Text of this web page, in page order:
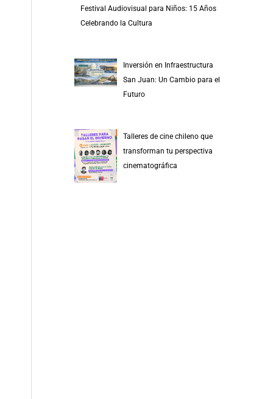
Festival Audiovisual para Niños: 15 Años
Celebrando la Cultura
Inversión en Infraestructura
San Juan: Un Cambio para el
Futuro
Talleres de cine chileno que
transforman tu perspectiva
cinematográfica